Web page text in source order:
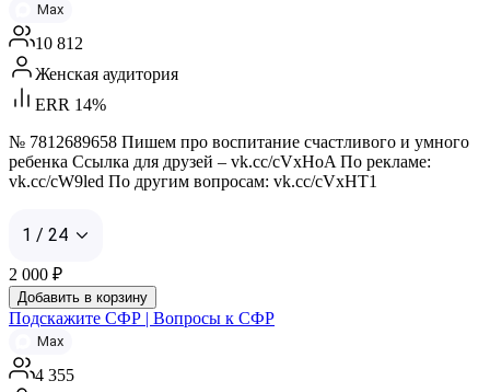
Max
10 812
Женская аудитория
ERR 14%
№ 7812689658 Пишем про воспитание счастливого и умного
ребенка Ссылка для друзей – vk.cc/cVxHoA По рекламе:
vk.cc/cW9led По другим вопросам: vk.cc/cVxHT1
1 / 24
2 000 ₽
Добавить в корзину
Подскажите СФР | Вопросы к СФР
Max
4 355